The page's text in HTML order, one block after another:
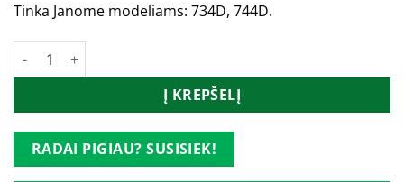
Tinka Janome modeliams: 734D, 744D.
produkto kiekis: Janome 744D viršutinis peilis 794026004
Į KREPŠELĮ
RADAI PIGIAU? SUSISIEK!